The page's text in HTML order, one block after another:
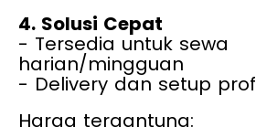
4. Solusi Cepat
- Tersedia untuk sewa
harian/mingguan
- Delivery dan setup